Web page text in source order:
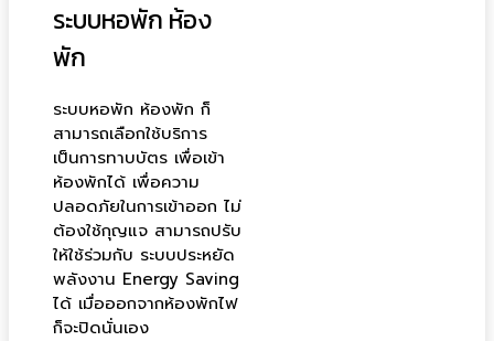
ระบบหอพัก ห้อง
พัก
ระบบหอพัก ห้องพัก ก็
สามารถเลือกใช้บริการ
เป็นการทาบบัตร เพื่อเข้า
ห้องพักได้ เพื่อความ
ปลอดภัยในการเข้าออก ไม่
ต้องใช้กุญแจ สามารถปรับ
ให้ใช้ร่วมกับ ระบบประหยัด
พลังงาน Energy Saving
ได้ เมื่อออกจากห้องพักไฟ
ก็จะปิดนั่นเอง